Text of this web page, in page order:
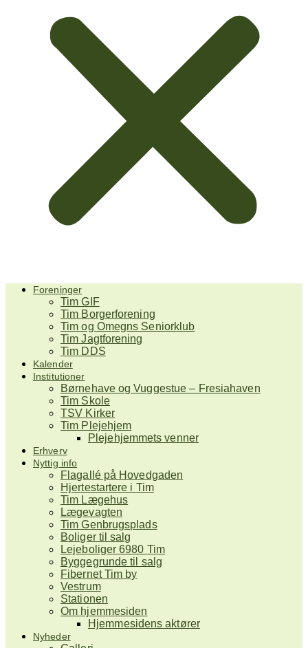
Foreninger
Tim GIF
Tim Borgerforening
Tim og Omegns Seniorklub
Tim Jagtforening
Tim DDS
Kalender
Institutioner
Børnehave og Vuggestue – Fresiahaven
Tim Skole
TSV Kirker
Tim Plejehjem
Plejehjemmets venner
Erhverv
Nyttig info
Flagallé på Hovedgaden
Hjertestartere i Tim
Tim Lægehus
Lægevagten
Tim Genbrugsplads
Boliger til salg
Lejeboliger 6980 Tim
Byggegrunde til salg
Fibernet Tim by
Vestrum
Stationen
Om hjemmesiden
Hjemmesidens aktører
Nyheder